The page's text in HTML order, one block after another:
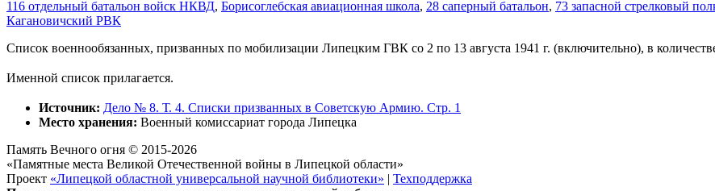
116 отдельный батальон войск НКВД, Борисоглебская авиационная школа, 28 саперный батальон, 73 запасной стрелковый
Кагановичский РВК
Список военнообязанных, призванных по мобилизации Липецким ГВК со 2 по 13 августа 1941 г. (включительно), в
Именной список прилагается.
Источник: Дело № 8. Т. 4. Списки призванных в Советскую Армию. Стр. 1
Место хранения: Военный комиссариат города Липецка
Память Вечного огня © 2015-2026
«Памятные места Великой Отечественной войны в Липецкой области»
Проект «Липецкой областной универсальной научной библиотеки» | Техподдержка